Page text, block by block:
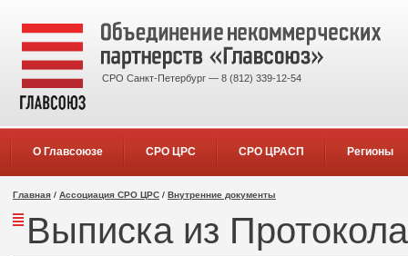
СРО Санкт-Петербург — 8 (812) 339-12-54
О Главсоюзе СРО ЦРС СРО ЦРАСП Регионы
Главная / Ассоциация СРО ЦРС / Внутренние документы
Выписка из